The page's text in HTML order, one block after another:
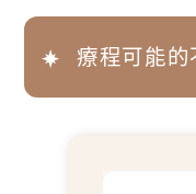
療程可能的